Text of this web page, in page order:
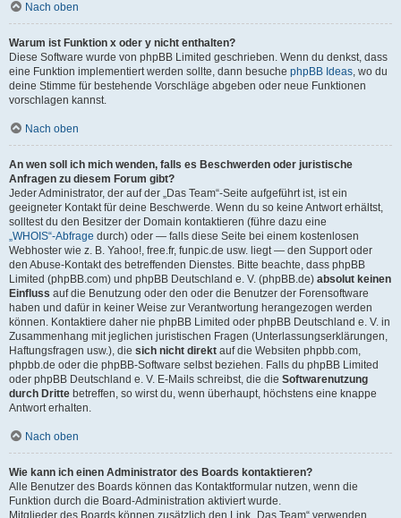
Nach oben
Warum ist Funktion x oder y nicht enthalten?
Diese Software wurde von phpBB Limited geschrieben. Wenn du denkst, dass
eine Funktion implementiert werden sollte, dann besuche phpBB Ideas, wo du
deine Stimme für bestehende Vorschläge abgeben oder neue Funktionen
vorschlagen kannst.
Nach oben
An wen soll ich mich wenden, falls es Beschwerden oder juristische
Anfragen zu diesem Forum gibt?
Jeder Administrator, der auf der „Das Team“-Seite aufgeführt ist, ist ein
geeigneter Kontakt für deine Beschwerde. Wenn du so keine Antwort erhältst,
solltest du den Besitzer der Domain kontaktieren (führe dazu eine
„WHOIS“-Abfrage durch) oder — falls diese Seite bei einem kostenlosen
Webhoster wie z. B. Yahoo!, free.fr, funpic.de usw. liegt — den Support oder
den Abuse-Kontakt des betreffenden Dienstes. Bitte beachte, dass phpBB
Limited (phpBB.com) und phpBB Deutschland e. V. (phpBB.de) absolut keinen
Einfluss auf die Benutzung oder den oder die Benutzer der Forensoftware
haben und dafür in keiner Weise zur Verantwortung herangezogen werden
können. Kontaktiere daher nie phpBB Limited oder phpBB Deutschland e. V. in
Zusammenhang mit jeglichen juristischen Fragen (Unterlassungserklärungen,
Haftungsfragen usw.), die sich nicht direkt auf die Websiten phpbb.com,
phpbb.de oder die phpBB-Software selbst beziehen. Falls du phpBB Limited
oder phpBB Deutschland e. V. E-Mails schreibst, die die Softwarenutzung
durch Dritte betreffen, so wirst du, wenn überhaupt, höchstens eine knappe
Antwort erhalten.
Nach oben
Wie kann ich einen Administrator des Boards kontaktieren?
Alle Benutzer des Boards können das Kontaktformular nutzen, wenn die
Funktion durch die Board-Administration aktiviert wurde.
Mitglieder des Boards können zusätzlich den Link „Das Team“ verwenden.